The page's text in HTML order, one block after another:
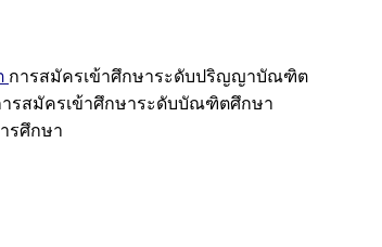
การสมัครเข้าศึกษาระดับปริญญาบัณฑิต
ารสมัครเข้าศึกษาระดับบัณฑิตศึกษา
รศึกษา